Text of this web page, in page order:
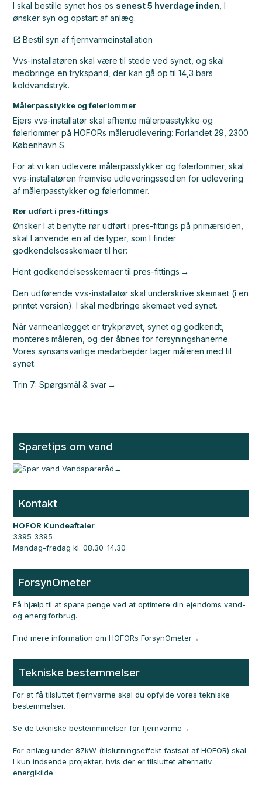
I skal bestille synet hos os senest 5 hverdage inden , I
ønsker syn og opstart af anlæg.
Bestil syn af fjernvarmeinstallation
Vvs-installatøren skal være til stede ved synet, og skal
medbringe en trykspand, der kan gå op til 14,3 bars
koldvandstryk.
Målerpasstykke og følerlommer
Ejers vvs-installatør skal afhente målerpasstykke og
følerlommer på HOFORs målerudlevering: Forlandet 29, 2300
København S.
For at vi kan udlevere målerpasstykker og følerlommer, skal
vvs-installatøren fremvise udleveringssedlen for udlevering
af målerpasstykker og følerlommer.
Rør udført i pres-fittings
Ønsker I at benytte rør udført i pres-fittings på primærsiden,
skal I anvende en af de typer, som I finder
godkendelsesskemaer til her:
Hent godkendelsesskemaer til pres-fittings
Den udførende vvs-installatør skal underskrive skemaet (i en
printet version). I skal medbringe skemaet ved synet.
Når varmeanlægget er trykprøvet, synet og godkendt,
monteres måleren, og der åbnes for forsyningshanerne.
Vores synsansvarlige medarbejder tager måleren med til
synet.
Trin 7: Spørgsmål & svar
Sparetips om vand
Vandspareråd
Kontakt
HOFOR Kundeaftaler
3395 3395
Mandag-fredag kl. 08.30-14.30
ForsynOmeter
Få hjælp til at spare penge ved at optimere din ejendoms vand-
og energiforbrug.
Find mere information om HOFORs ForsynOmeter
Tekniske bestemmelser
For at få tilsluttet fjernvarme skal du opfylde vores tekniske
bestemmelser.
Se de tekniske bestemmmelser for fjernvarme
For anlæg under 87kW (tilslutningseffekt fastsat af HOFOR) skal
I kun indsende projekter, hvis der er tilsluttet alternativ
energikilde.